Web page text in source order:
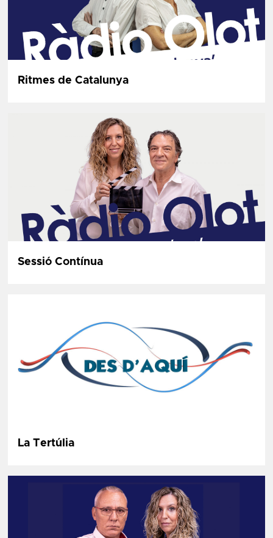
Ritmes de Catalunya
Sessió Contínua
La Tertúlia